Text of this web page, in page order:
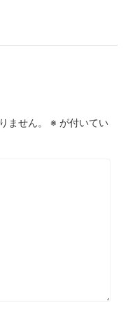
ません。 ※ が付いてい